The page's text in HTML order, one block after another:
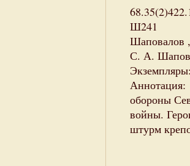
Ш241
Шаповалов
С. А.
обороны
войны.
штурм